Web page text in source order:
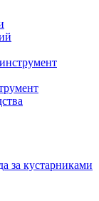
за кустарниками